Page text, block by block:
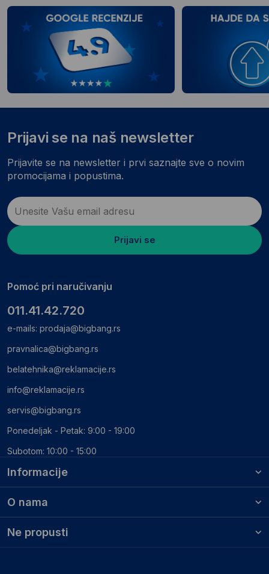
Informacije
O nama
Ne propusti
Prijavi se na naš newsletter
Prijavite se na newsletter i prvi saznajte sve o novim
promocijama i popustima.
Prijavi se
Pomoć pri naručivanju
011.41.42.720
e-mails: prodaja@bigbang.rs
pravnalica@bigbang.rs
belatehnika@reklamacije.rs
info@reklamacije.rs
servis@bigbang.rs
Ponedeljak - Petak: 9:00 - 19:00
Subotom: 10:00 - 15:00